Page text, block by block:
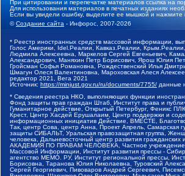
При цитировании и перепечатке материалов ссылка на
Для использования материалов в печатных изданиях
Если вы увидели ошибку, выделите ее мышкой и нажмите
©Создание сайта - Инфорос, 2007-2026
* Реестр иностранных средств массовой информации,
Голос Америки, Idel.Реалии, Кавказ.Реалии,
Людмила Алексеевна, Маркелов Сергей Евгеньевич,
Александрович, Маняхин Петр Борисович, Ярош Юлия
Гройсман Софья Романовна, Рождественский Илья
Шмагун Олеся Валентиновна, Мароховская Алеся
редактор 2021, Вега 2021
Источник: https://minjust.gov.ru/ru/documents/7755/ данные
* Сведения реестра НКО, выполняющих функции
Фонд защиты прав граждан Штаб, Институт права и
Гуманитарное действие, Открытый Петербург, Феникс
Крест, Центр Хасдей Ерушалаим, Центр поддержки и
информационных инициатив Действие, ВМЕСТЕ,
Так, центр Сова, центр Анна, Проект Апрель,
защиты СИБАЛЬТ, Уральская правозащитная группа,
человека, Дальневосточный центр развития
АКАДЕМИЯ ПО ПРАВАМ ЧЕЛОВЕКА, Частное учреждение
Массовой Информации, Институт развития прессы -
агентство МЕМО. РУ, Институт региональной прессы,
Борисовна, Таранова Юлия Николаевна, Туровский
Сергей Георгиевич, Пивоваров Андрей Сергеевич,